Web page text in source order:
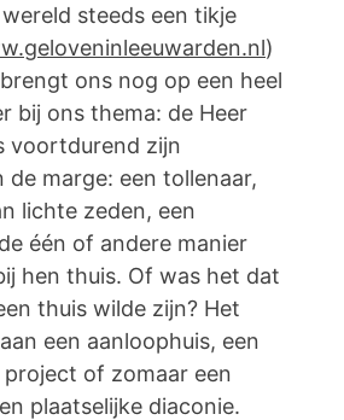
steeds een tikje
)
ons nog op een heel
bij ons thema: de Heer
voortdurend zijn
de marge: een tollenaar,
lichte zeden, een
één of andere manier
hen thuis. Of was het dat
thuis wilde zijn? Het
een aanloophuis, een
of zomaar een
plaatselijke diaconie.